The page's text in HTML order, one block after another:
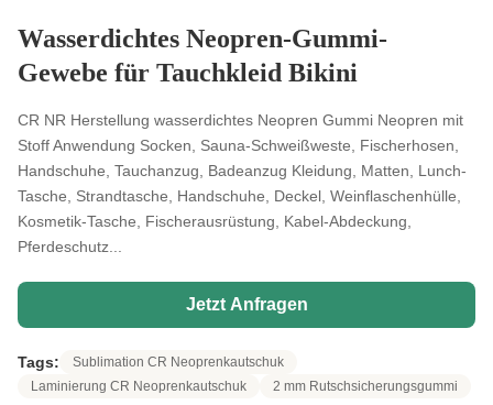
Wasserdichtes Neopren-Gummi-
Gewebe für Tauchkleid Bikini
CR NR Herstellung wasserdichtes Neopren Gummi Neopren mit
Stoff Anwendung Socken, Sauna-Schweißweste, Fischerhosen,
Handschuhe, Tauchanzug, Badeanzug Kleidung, Matten, Lunch-
Tasche, Strandtasche, Handschuhe, Deckel, Weinflaschenhülle,
Kosmetik-Tasche, Fischerausrüstung, Kabel-Abdeckung,
Pferdeschutz...
Jetzt Anfragen
Tags:
Sublimation CR Neoprenkautschuk
Laminierung CR Neoprenkautschuk
2 mm Rutschsicherungsgummi